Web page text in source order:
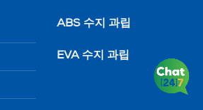
ABS 수지 과립
EVA 수지 과립